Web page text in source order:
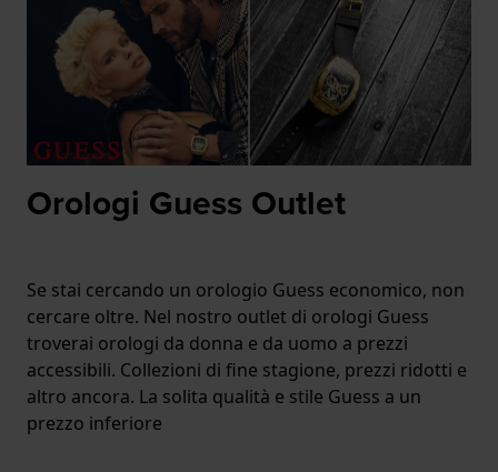
Orologi Guess Outlet
Se stai cercando un orologio Guess economico, non
cercare oltre. Nel nostro outlet di orologi Guess
troverai orologi da donna e da uomo a prezzi
accessibili. Collezioni di fine stagione, prezzi ridotti e
altro ancora. La solita qualità e stile Guess a un
prezzo inferiore